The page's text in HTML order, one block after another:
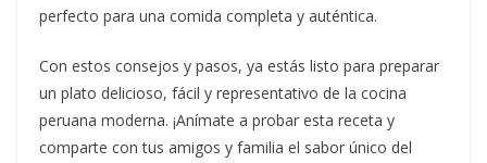
perfecto para una comida completa y auténtica.
Con estos consejos y pasos, ya estás listo para preparar
un plato delicioso, fácil y representativo de la cocina
peruana moderna. ¡Anímate a probar esta receta y
comparte con tus amigos y familia el sabor único del